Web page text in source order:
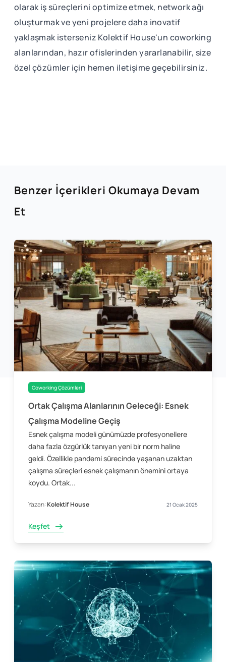
olarak iş süreçlerini optimize etmek, network ağı
oluşturmak ve yeni projelere daha inovatif
yaklaşmak isterseniz Kolektif House'un coworking
alanlarından, hazır ofislerinden yararlanabilir, size
özel çözümler için hemen iletişime geçebilirsiniz.
Benzer İçerikleri Okumaya Devam
Et
Coworking Çözümleri
Ortak Çalışma Alanlarının Geleceği: Esnek
Çalışma Modeline Geçiş
Esnek çalışma modeli günümüzde profesyonellere
daha fazla özgürlük tanıyan yeni bir norm haline
geldi. Özellikle pandemi sürecinde yaşanan uzaktan
çalışma süreçleri esnek çalışmanın önemini ortaya
koydu. Ortak...
Yazan:Kolektif House 21 Ocak 2025
Keşfet